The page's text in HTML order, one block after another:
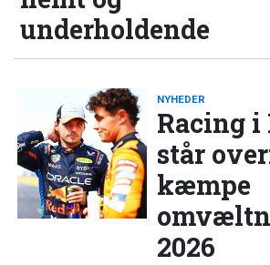
underholdende
NYHEDER
Racing i
står
kæmpe
2026